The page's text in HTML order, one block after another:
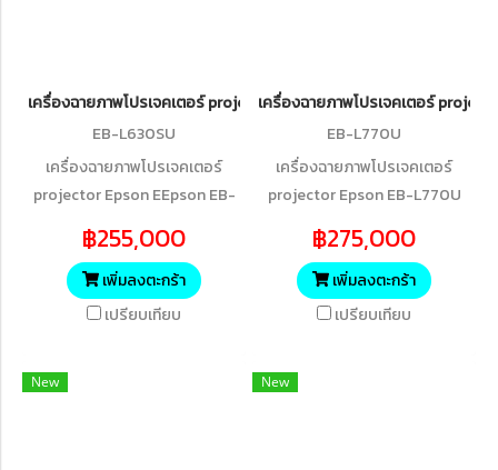
เครื่องฉายภาพโปรเจคเตอร์ projector Epson EB-L630SU Wireless
EB-L630SU
เครื่องฉายภาพโปรเจคเตอร์
projector Epson EEpson EB-
L630SU Wireless (6,000 lm /
WUXGA) 3LCD Short Throw
Laser Projector
฿255,000
เพิ่มลงตะกร้า
เปรียบเทียบ
เครื่องฉายภาพโปรเจคเตอร์
EB-L770U
เครื่องฉายภาพโปรเจคเตอร์
projector Epson EB-L770U
3LCD Laser Projector with 4K
Enhancement (7,000 lumens)
฿275,000
เพิ่มลงตะกร้า
เปรียบเทียบ
New New